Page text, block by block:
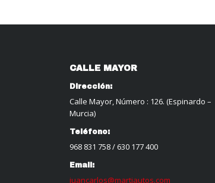
CALLE MAYOR
Dirección:
Calle Mayor, Número : 126. (Espinardo –
Murcia)
Teléfono:
968 831 758/ 630 177 400
Email:
juancarlos@martiautos.com